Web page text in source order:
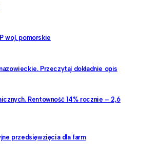
woj. pomorskie
Przeczytaj dokładnie opis
Rentowność 14% rocznie – 2,6
przedsięwzięcia dla farm